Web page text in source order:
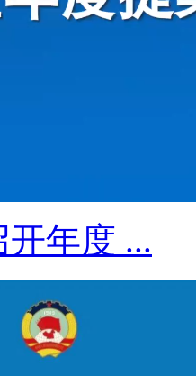
年度 ...